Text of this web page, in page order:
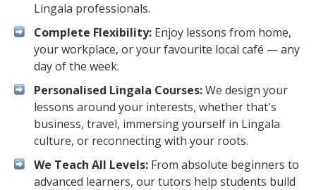
Lingala professionals.
Complete Flexibility: Enjoy lessons from home,
your workplace, or your favourite local café — any
day of the week.
Personalised Lingala Courses:We design your
lessons around your interests, whether that's
business, travel, immersing yourself in Lingala
culture, or reconnecting with your roots.
We Teach All Levels: From absolute beginners to
advanced learners, our tutors help students build